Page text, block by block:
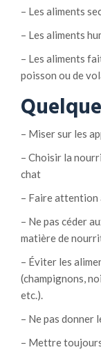
– Les aliments
– Les aliments
– Les aliments
poisson ou de
– Miser sur les
– Choisir la
chat
– Faire attention
– Ne pas céder
matière de
– Éviter les
(champignons,
etc.).
– Ne pas donner
– Mettre